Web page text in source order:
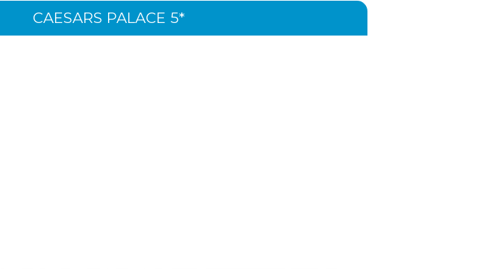
CAESARS PALACE 5*